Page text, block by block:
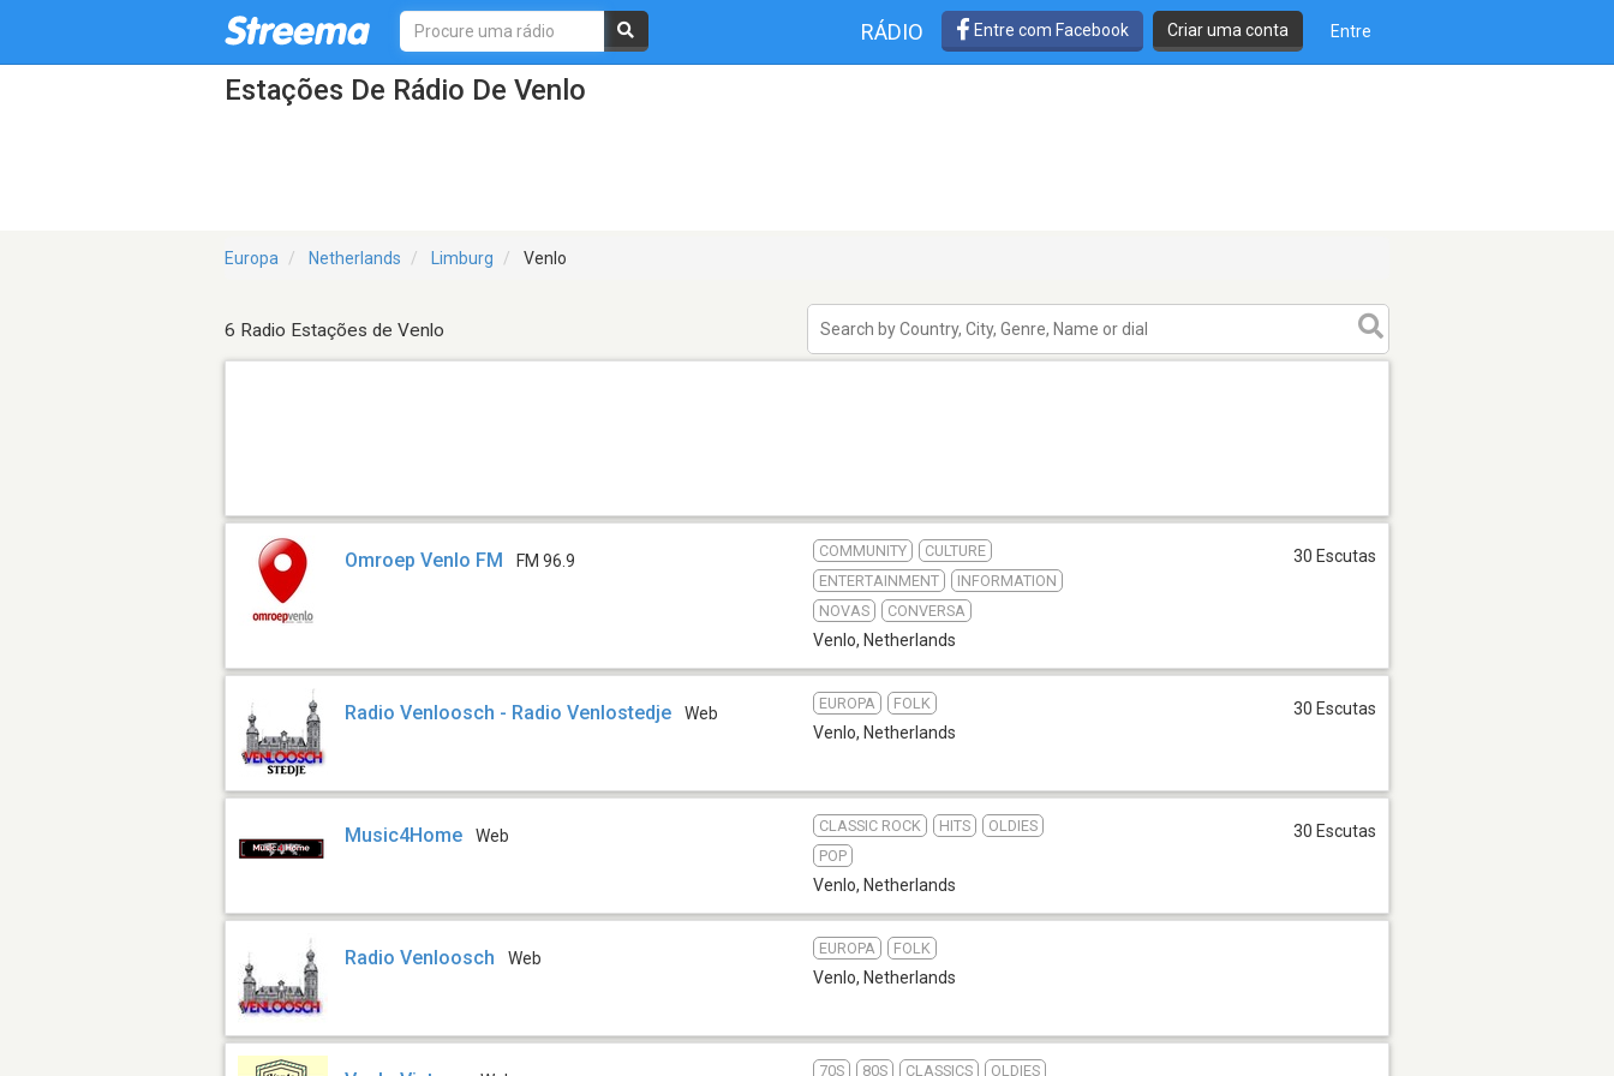
RÁDIO Entre com Facebook Criar uma conta Entre
Estações De Rádio De Venlo
Europa Netherlands Limburg Venlo
6 Radio Estações de Venlo
Omroep Venlo FM FM 96.9
COMMUNITY
CULTURE
ENTERTAINMENT
INFORMATION
NOVAS
CONVERSA
Venlo, Netherlands
30 Escutas
Radio Venloosch - Radio Venlostedje Web
EUROPA FOLK
Venlo, Netherlands
30 Escutas
Music4Home Web
CLASSIC ROCK HITS
OLDIES
POP
Venlo, Netherlands
30 Escutas
Radio Venloosch Web
EUROPA FOLK
Venlo, Netherlands
70S 80S CLASSICS OLDIES